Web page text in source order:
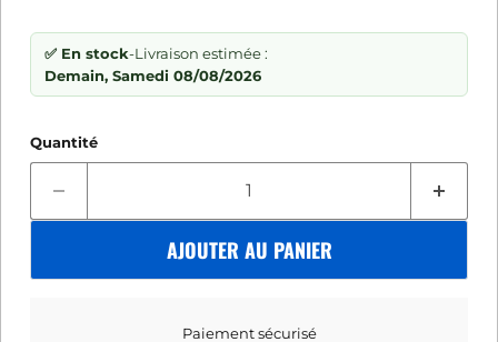
✅ En stock-Livraison estimée :
Demain, Samedi 08/08/2026
Quantité
AJOUTER AU PANIER
Paiement sécurisé